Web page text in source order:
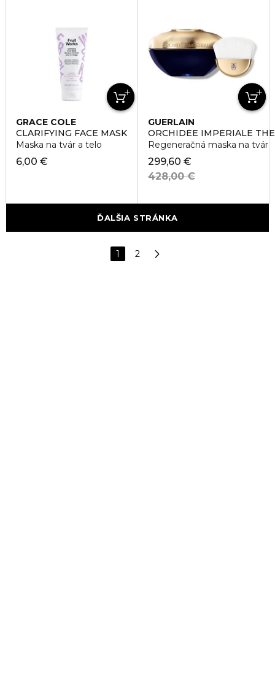
GRACE COLE
CLARIFYING FACE MASK
Maska na tvár a telo
6,00 €
GUERLAIN
ORCHIDÉE IMPÉRIALE
Regeneračná maska na tvár
299,60 €
428,00 €
ĎALŠIA STRÁNKA
1 2